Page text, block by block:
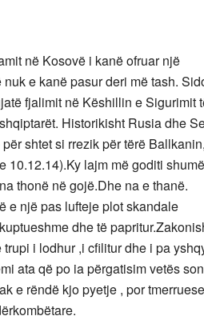
në Kosovë i kanë ofruar një
e kanë pasur deri më tash.
fjalimit në Këshillin e Sigurimit
Historikisht Rusia dhe
shtet si rrezik për tërë
10.12.14).Ky lajm më goditi
thonë në gojë.Dhe na e thanë.
e një pas lufteje plot skandale
dhe të
i lodhur ,i cfilitur dhe i pa
ata që po ia përgatisim vetës
e rëndë kjo pyetje , por